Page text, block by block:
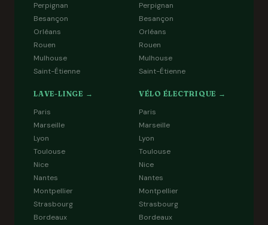
Perpignan
Besançon
Orléans
Rouen
Mulhouse
Saint-Étienne
Perpignan
Besançon
Orléans
Rouen
Mulhouse
Saint-Étienne
LAVE-LINGE →
Paris
Marseille
Lyon
Toulouse
Nice
Nantes
Montpellier
Strasbourg
Bordeaux
VÉLO ÉLECTRIQUE →
Paris
Marseille
Lyon
Toulouse
Nice
Nantes
Montpellier
Strasbourg
Bordeaux